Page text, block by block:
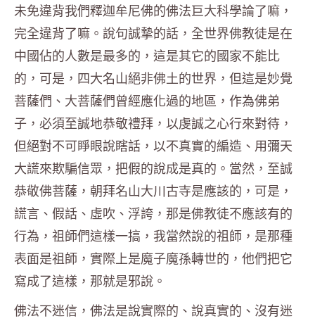
未免違背我們釋迦牟尼佛的佛法巨大科學論了嘛，
完全違背了嘛。說句誠摯的話，全世界佛教徒是在
中國佔的人數是最多的，這是其它的國家不能比
的，可是，四大名山絕非佛土的世界，但這是妙覺
菩薩們、大菩薩們曾經應化過的地區，作為佛弟
子，必須至誠地恭敬禮拜，以虔誠之心行來對待，
但絕對不可睜眼說瞎話，以不真實的編造、用彌天
大謊來欺騙信眾，把假的說成是真的。當然，至誠
恭敬佛菩薩，朝拜名山大川古寺是應該的，可是，
謊言、假話、虛吹、浮誇，那是佛教徒不應該有的
行為，祖師們這樣一搞，我當然說的祖師，是那種
表面是祖師，實際上是魔子魔孫轉世的，他們把它
寫成了這樣，那就是邪說。
佛法不迷信，佛法是說實際的、說真實的、沒有迷